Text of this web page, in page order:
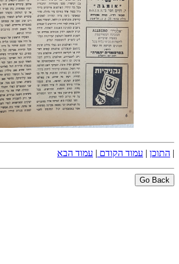
| התוכן | עמוד הקודם | עמוד הבא
Go Back